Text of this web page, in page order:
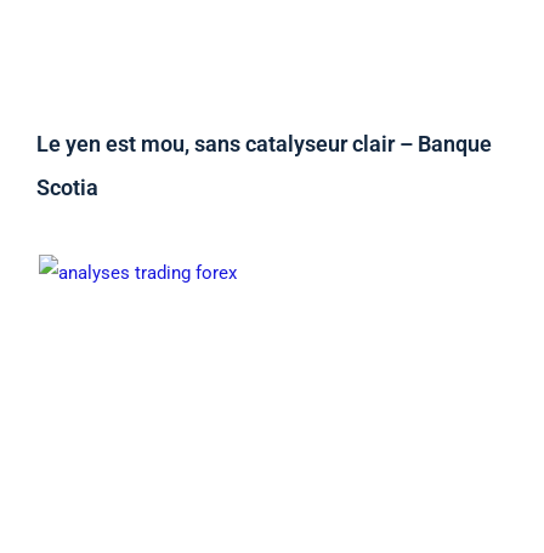
Le yen est mou, sans catalyseur clair – Banque
Scotia